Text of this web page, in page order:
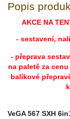
Popis
AKCE NA
- sestavení,
- přeprava
na paletě za
balíkové
VeGA 567 SXH